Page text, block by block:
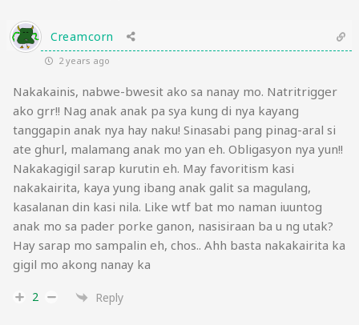
Creamcorn
2 years ago
Nakakainis, nabwe-bwesit ako sa nanay mo. Natritrigger
ako grr!! Nag anak anak pa sya kung di nya kayang
tanggapin anak nya hay naku! Sinasabi pang pinag-aral si
ate ghurl, malamang anak mo yan eh. Obligasyon nya yun!!
Nakakagigil sarap kurutin eh. May favoritism kasi
nakakairita, kaya yung ibang anak galit sa magulang,
kasalanan din kasi nila. Like wtf bat mo naman iuuntog
anak mo sa pader porke ganon, nasisiraan ba u ng utak?
Hay sarap mo sampalin eh, chos.. Ahh basta nakakairita ka
gigil mo akong nanay ka
2 Reply